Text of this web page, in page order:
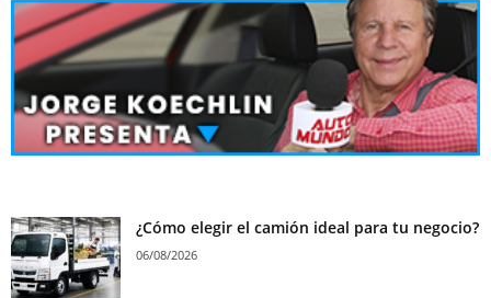
¿Cómo elegir el camión ideal para tu negocio?
06/08/2026